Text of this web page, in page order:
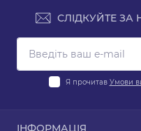
СЛІДКУЙТЕ
Я прочитав Умови
ІНФОРМАЦІЯ